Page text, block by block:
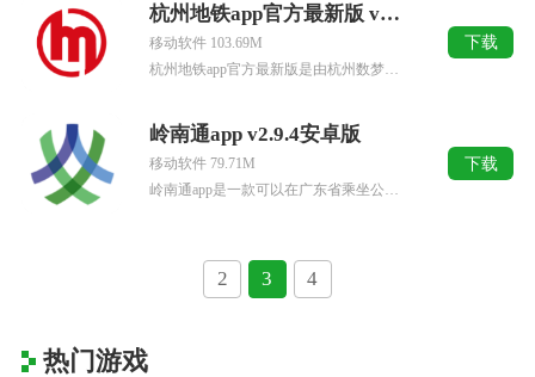
杭州地铁app官方最新版 v6.5.0安卓版
移动软件 103.69M
下载
岭南通app v2.9.4安卓版
移动软件 79.71M
岭南通app是一款可以在广东省乘坐公交，享受乘车优惠的公交卡app。大家可以通过它，能够畅行广东。它除了在广东广州、佛山、潮州、中山、汕头、东莞、惠州、茂名、韶关等省内城市乘坐公共交通之外，还支持乘坐...
下载
2 3 4
热门游戏